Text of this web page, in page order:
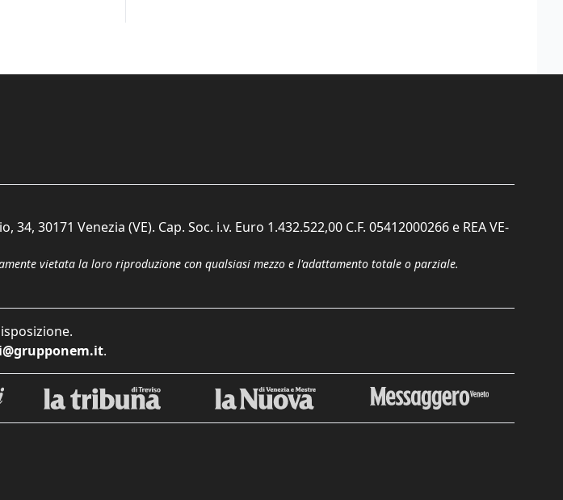
30171 Venezia (VE). Cap. Soc. i.v. Euro 1.432.522,00 C.F. 05412000266 e REA VE-
vietata la loro riproduzione con qualsiasi mezzo e l'adattamento totale o parziale.
.